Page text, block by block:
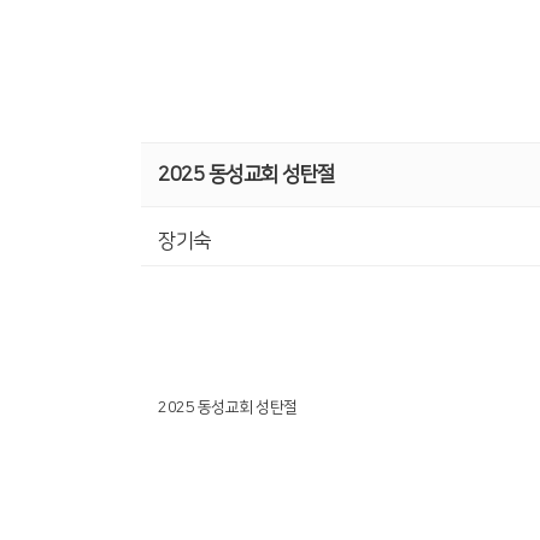
2025 동성교회 성탄절
장기숙
2025 동성교회 성탄절